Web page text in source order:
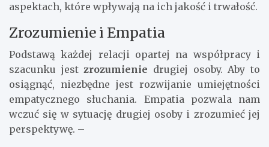
aspektach, które wpływają na ich jakość i trwałość.
Zrozumienie i Empatia
Podstawą każdej relacji opartej na współpracy i
szacunku jestzrozumienie drugiej osoby. Aby to
osiągnąć, niezbędne jest rozwijanie umiejętności
empatycznego słuchania. Empatia pozwala nam
wczuć się w sytuację drugiej osoby i zrozumieć jej
perspektywę. –